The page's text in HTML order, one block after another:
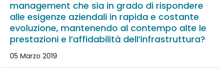
management che sia in grado di rispondere
alle esigenze aziendali in rapida e costante
evoluzione, mantenendo al contempo alte le
prestazioni e l’affidabilità dell’infrastruttura?
05 Marzo 2019